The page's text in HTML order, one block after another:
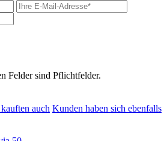
Felder sind Pflichtfelder.
auch Kunden haben sich ebenfalls